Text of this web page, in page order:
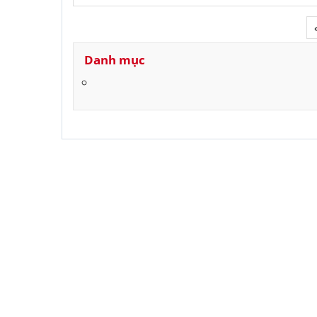
Danh mục